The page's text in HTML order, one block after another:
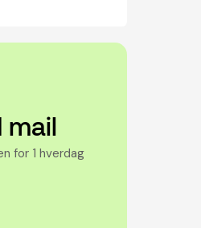
mail
for 1 hverdag